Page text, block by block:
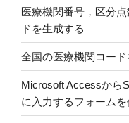
り
テ
キ
ス
ト
に
一
医療機関番号，区分
ドを生成する
全国の医療機関コード
Microsoft Accessから
に入力するフォームを